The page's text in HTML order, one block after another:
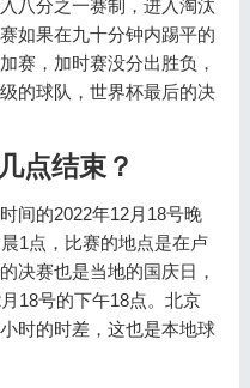
八分之一赛制，进入淘汰
如果在九十分钟内踢平的
赛，加时赛没分出胜负，
的球队，世界杯最后的决
点结束？
间的2022年12月18号晚
1点，比赛的地点是在卢
决赛也是当地的国庆日，
18号的下午18点。北京
时的时差，这也是本地球